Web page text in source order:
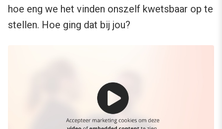
hoe eng we het vinden onszelf kwetsbaar op te
stellen. Hoe ging dat bij jou?